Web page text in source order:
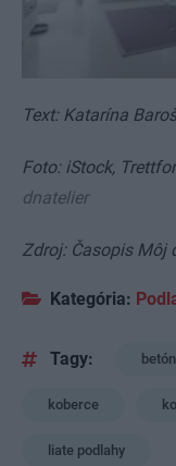
Text: Katarína
Foto: iStock,
dnatelier
Zdroj: Časopis Môj
Kategória:
Tagy:
koberce
liate podlahy